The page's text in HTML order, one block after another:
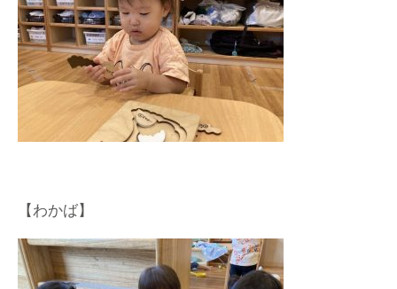
【わかば】